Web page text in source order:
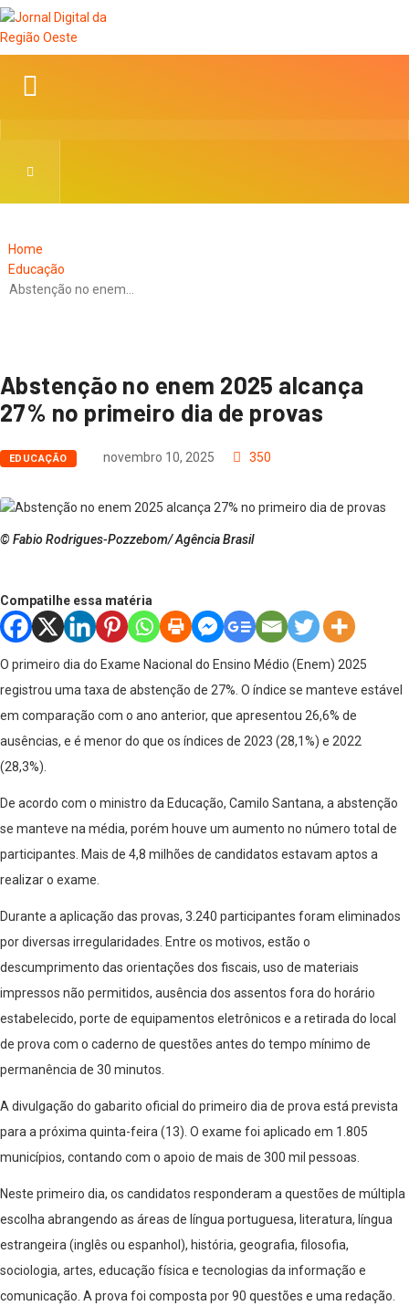
Home
Educação
Abstenção no enem…
Abstenção no enem 2025 alcança
27% no primeiro dia de provas
EDUCAÇÃO novembro 10, 2025 350
© Fabio Rodrigues-Pozzebom/ Agência Brasil
Compatilhe essa matéria
O primeiro dia do Exame Nacional do Ensino Médio (Enem) 2025
registrou uma taxa de abstenção de 27%. O índice se manteve estável
em comparação com o ano anterior, que apresentou 26,6% de
ausências, e é menor do que os índices de 2023 (28,1%) e 2022
(28,3%).
De acordo com o ministro da Educação, Camilo Santana, a abstenção
se manteve na média, porém houve um aumento no número total de
participantes. Mais de 4,8 milhões de candidatos estavam aptos a
realizar o exame.
Durante a aplicação das provas, 3.240 participantes foram eliminados
por diversas irregularidades. Entre os motivos, estão o
descumprimento das orientações dos fiscais, uso de materiais
impressos não permitidos, ausência dos assentos fora do horário
estabelecido, porte de equipamentos eletrônicos e a retirada do local
de prova com o caderno de questões antes do tempo mínimo de
permanência de 30 minutos.
A divulgação do gabarito oficial do primeiro dia de prova está prevista
para a próxima quinta-feira (13). O exame foi aplicado em 1.805
municípios, contando com o apoio de mais de 300 mil pessoas.
Neste primeiro dia, os candidatos responderam a questões de múltipla
escolha abrangendo as áreas de língua portuguesa, literatura, língua
estrangeira (inglês ou espanhol), história, geografia, filosofia,
sociologia, artes, educação física e tecnologias da informação e
comunicação. A prova foi composta por 90 questões e uma redação.